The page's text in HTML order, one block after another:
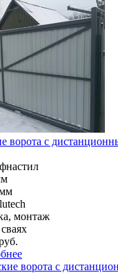
ворота с
монтаж